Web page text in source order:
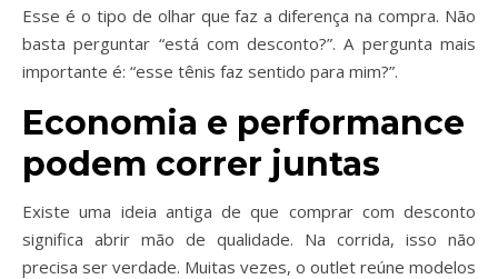
Esse é o tipo de olhar que faz a diferença na compra. Não
basta perguntar “está com desconto?”. A pergunta mais
importante é: “esse tênis faz sentido para mim?”.
Economia e performance
podem correr juntas
Existe uma ideia antiga de que comprar com desconto
significa abrir mão de qualidade. Na corrida, isso não
precisa ser verdade. Muitas vezes, o outlet reúne modelos